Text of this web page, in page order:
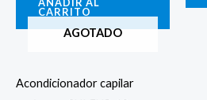
AÑADIR AL
CARRITO
AGOTADO
Acondicionador capilar